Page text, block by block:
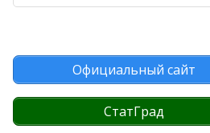
Официальный сайт
СтатГрад